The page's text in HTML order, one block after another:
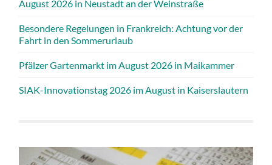
August 2026 in Neustadt an der Weinstraße
Besondere Regelungen in Frankreich: Achtung vor der
Fahrt in den Sommerurlaub
Pfälzer Gartenmarkt im August 2026 in Maikammer
SIAK-Innovationstag 2026 im August in Kaiserslautern